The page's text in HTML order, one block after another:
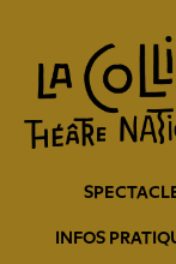
contenu
principal
entêteINFOS
principale